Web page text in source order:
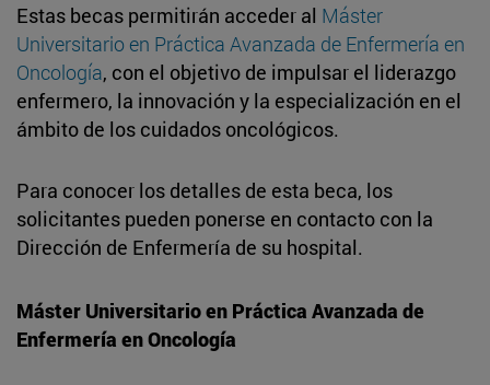
Estas becas permitirán acceder al Máster
Universitario en Práctica Avanzada de Enfermería en
Oncología, con el objetivo de impulsar el liderazgo
enfermero, la innovación y la especialización en el
ámbito de los cuidados oncológicos.
Para conocer los detalles de esta beca, los
solicitantes pueden ponerse en contacto con la
Dirección de Enfermería de su hospital.
Máster Universitario en Práctica Avanzada de
Enfermería en Oncología